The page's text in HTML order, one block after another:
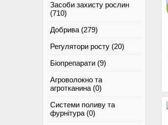
Засоби захисту рослин
(710)
Добрива (279)
Регулятори росту (20)
Біопрепарати (9)
Агроволокно та
агротканина (0)
Системи поливу та
фурнітура (0)